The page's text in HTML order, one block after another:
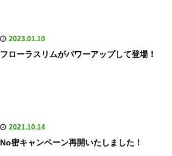
2023.01.10
フローラスリムがパワーアップして登場！
2021.10.14
No密キャンペーン再開いたしました！